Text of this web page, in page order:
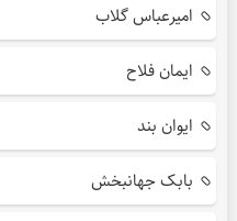
امیرعباس گلاب
ایمان فلاح
ایوان بند
بابک جهانبخش